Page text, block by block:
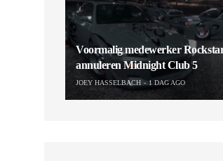
Voormalig medewerker
annuleren Midnight Club 5
JOEY HASSELBACH 1 DAG AGO